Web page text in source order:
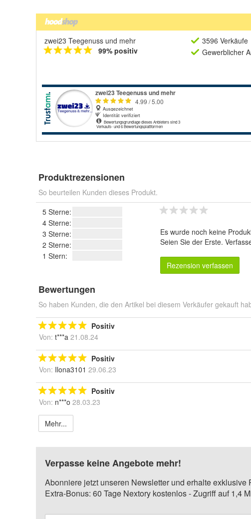
zwei23 Teegenuss und mehr
99% positiv
3596 Verkäufe
Gewerblicher
Produktrezensionen
So beurteilen Kunden dieses Produkt.
5 Sterne:
4 Sterne:
3 Sterne:
2 Sterne:
1 Stern:
Es wurde noch keine
Seien Sie der Erste.
Rezension verfassen
Bewertungen
So haben Kunden, die den Artikel bei diesem Verkäufer gekauft
Positiv
Von: t***a 21.08.24
Positiv
Von: Ilona3101 29.06.23
Positiv
Von: n***o 28.03.23
Mehr...
Verpasse keine Angebote mehr!
Abonniere jetzt unseren Newsletter und erhalte exklusive
Extra-Bonus: 60 Tage Nextory kostenlos - Zugriff auf 1,4